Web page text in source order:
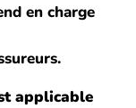
en charge
applicable